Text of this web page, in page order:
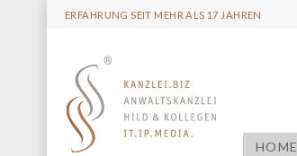
ERFAHRUNG SEIT MEHR ALS 17 JAHREN
HOME